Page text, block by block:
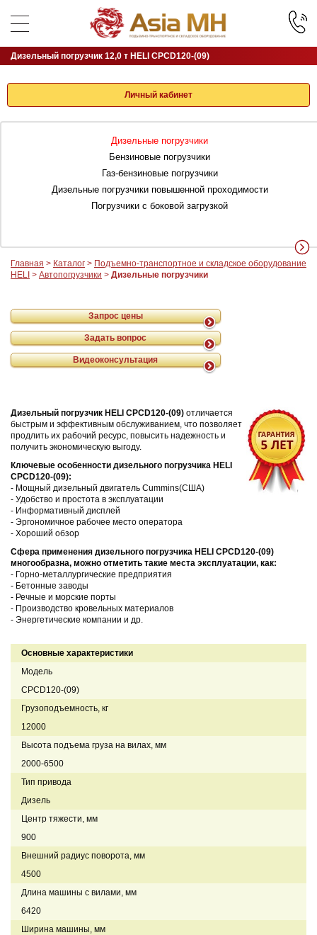
Личный кабинет
Дизельные погрузчики
Бензиновые погрузчики
Газ-бензиновые погрузчики
Дизельные погрузчики повышенной проходимости
Погрузчики с боковой загрузкой
Главная > Каталог > Подъемно-транспортное и складское оборудование
HELI > Автопогрузчики > Дизельные погрузчики
Дизельный погрузчик 12,0 т HELI CPCD120-(09)
Запрос цены
Задать вопрос
Видеоконсультация
Дизельный погрузчик HELI CPCD120-(09) отличается
быстрым и эффективным обслуживанием, что позволяет
продлить их рабочий ресурс, повысить надежность и
получить экономическую выгоду.
Ключевые особенности дизельного погрузчика HELI
CPCD120-(09):
- Мощный дизельный двигатель Cummins(США)
- Удобство и простота в эксплуатации
- Информативный дисплей
- Эргономичное рабочее место оператора
- Хороший обзор
Сфера применения дизельного погрузчика HELI CPСD120-(09)
многообразна, можно отметить такие места эксплуатации, как:
- Горно-металлургические предприятия
- Бетонные заводы
- Речные и морские порты
- Производство кровельных материалов
- Энергетические компании и др.
Основные характеристики
Модель
CPCD120-(09)
Грузоподъемность, кг
12000
Высота подъема груза на вилах, мм
2000-6500
Тип привода
Дизель
Центр тяжести, мм
900
Внешний радиус поворота, мм
4500
Длина машины с вилами, мм
6420
Ширина машины, мм